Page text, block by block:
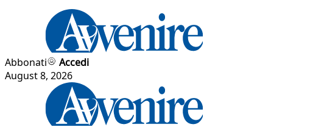
Abbonati
Accedi
August 8, 2026